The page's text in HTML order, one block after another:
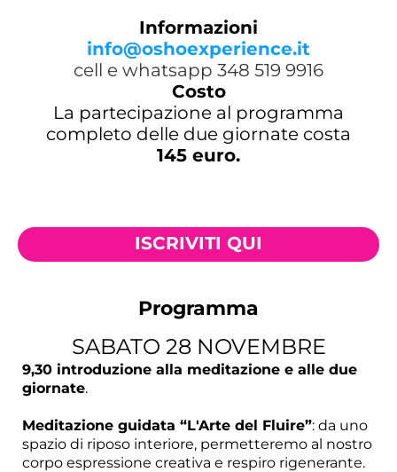
Informazioni
info@oshoexperience.it
cell e whatsapp 348 519 9916
Costo
La partecipazione al programma
completo delle due giornate costa
145 euro.
ISCRIVITI QUI
Programma
SABATO 28 NOVEMBRE
9,30 introduzione alla meditazione e alle due
giornate.
Meditazione guidata “L'Arte del Fluire”: da uno
spazio di riposo interiore, permetteremo al nostro
corpo espressione creativa e respiro rigenerante.